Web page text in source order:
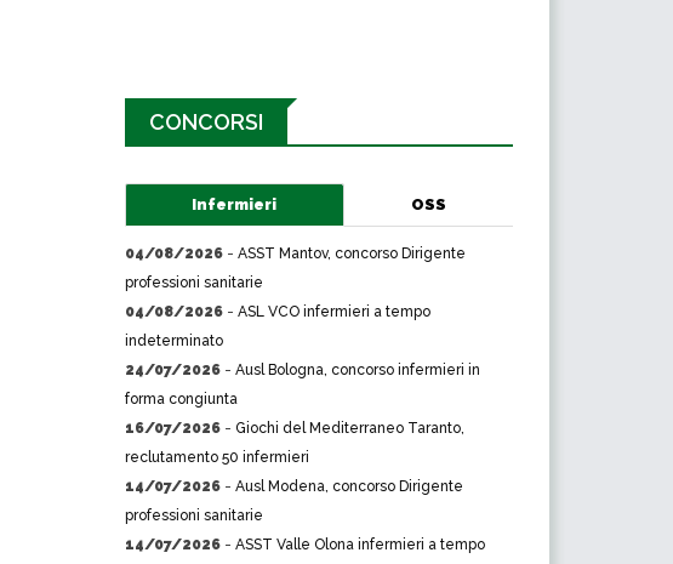
CONCORSI
Infermieri OSS
04/08/2026 - ASST Mantov, concorso Dirigente
professioni sanitarie
04/08/2026 - ASL VCO infermieri a tempo
indeterminato
24/07/2026 - Ausl Bologna, concorso infermieri in
forma congiunta
16/07/2026 - Giochi del Mediterraneo Taranto,
reclutamento 50 infermieri
14/07/2026 - Ausl Modena, concorso Dirigente
professioni sanitarie
14/07/2026 - ASST Valle Olona infermieri a tempo